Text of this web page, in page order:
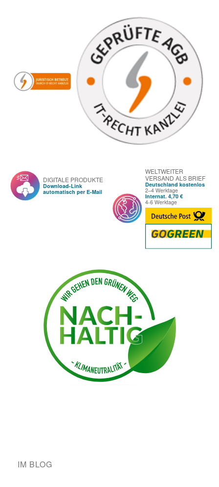
DIGITALE PRODUKTE
Download-Link
automatisch per E-Mail
WELTWEITER
VERSAND ALS BRIEF
Deutschland kostenlos
2–4 Werktage
Internat. 4,70 €
4-6 Werktage
IM BLOG